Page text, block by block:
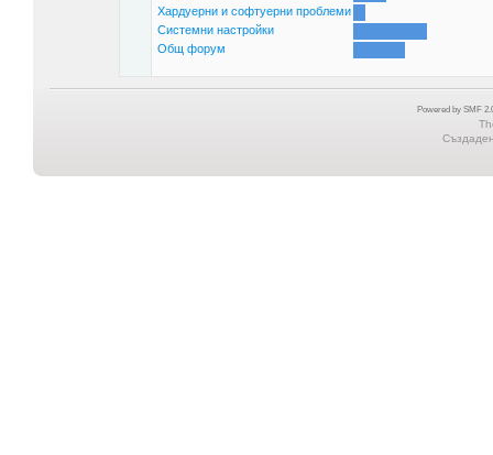
Хардуерни и софтуерни проблеми
Системни настройки
Общ форум
Powered by SMF